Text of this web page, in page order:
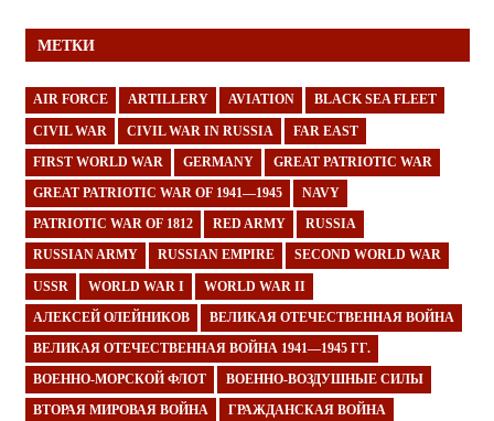
МЕТКИ
AIR FORCE ARTILLERY AVIATION BLACK SEA FLEET
CIVIL WAR CIVIL WAR IN RUSSIA FAR EAST
FIRST WORLD WAR GERMANY GREAT PATRIOTIC WAR
GREAT PATRIOTIC WAR OF 1941—1945 NAVY
PATRIOTIC WAR OF 1812 RED ARMY RUSSIA
RUSSIAN ARMY RUSSIAN EMPIRE SECOND WORLD WAR
USSR WORLD WAR I WORLD WAR II
АЛЕКСЕЙ ОЛЕЙНИКОВ ВЕЛИКАЯ ОТЕЧЕСТВЕННАЯ ВОЙНА
ВЕЛИКАЯ ОТЕЧЕСТВЕННАЯ ВОЙНА 1941—1945 ГГ.
ВОЕННО-МОРСКОЙ ФЛОТ ВОЕННО-ВОЗДУШНЫЕ СИЛЫ
ВТОРАЯ МИРОВАЯ ВОЙНА ГРАЖДАНСКАЯ ВОЙНА